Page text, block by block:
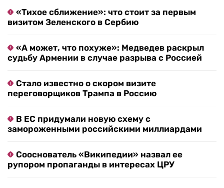
«Тихое сближение»: что стоит за первым
визитом Зеленского в Сербию
«А может, что похуже»: Медведев раскрыл
судьбу Армении в случае разрыва с Россией
Стало известно о скором визите
переговорщиков Трампа в Россию
В ЕС придумали новую схему с
замороженными российскими миллиардами
Сооснователь «Википедии» назвал ее
рупором пропаганды в интересах ЦРУ